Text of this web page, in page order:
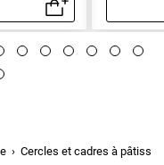
Cercles et cadres à